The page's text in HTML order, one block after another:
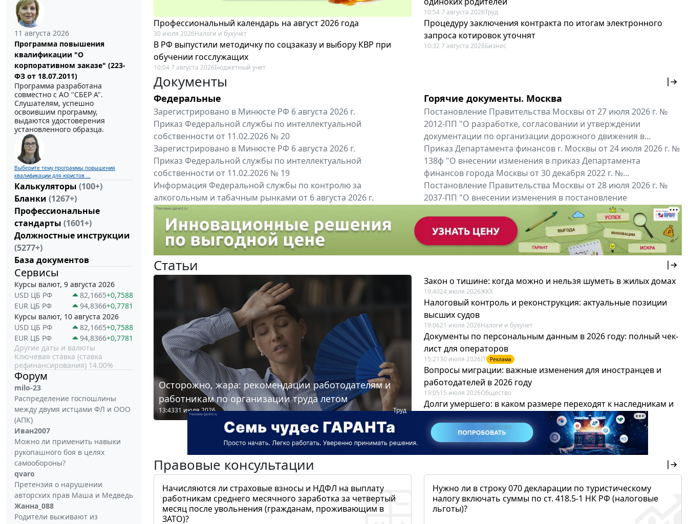
11 августа 2026
Программа повышения
квалификации "О
корпоративном заказе" (223-
ФЗ от 18.07.2011)
Программа разработана
совместно с АО ''СБЕР А".
Слушателям, успешно
освоившим программу,
выдаются удостоверения
установленного образца.
Выберите тему программы повышения
квалификации для юристов ...
Калькуляторы (100+)
Бланки (1267+)
Профессиональные
стандарты (1601+)
Должностные инструкции
(5277+)
База документов
Сервисы
Курсы валют, 9 августа 2026
USD ЦБ РФ
82,1665+0,7588
EUR ЦБ РФ
94,8366+0,7781
Курсы валют, 10 августа 2026
USD ЦБ РФ
82,1665+0,7588
EUR ЦБ РФ
94,8366+0,7781
Другие даты и валюты
Ключевая ставка (ставка
рефинансирования) 14.00%
Форум
milo-23
Распределение госпошлины
между двумя истцами ФЛ и ООО
(АПК)
Иван2007
Можно ли применить навыки
рукопашного боя в целях
самообороны?
qvaro
Претензия о нарушении
авторских прав Маша и Медведь
Жанна_088
Родители выживают из
Профессиональный календарь на август 2026 года
30 июля 2026Налоги и бухучет
В РФ выпустили методичку по соцзаказу и выбору КВР при
обучении госслужащих
10:04 7 августа 2026Бюджетный учет
10:54 7 августа 2026Труд
Процедуру заключения контракта по итогам электронного
запроса котировок уточнят
10:32 7 августа 2026Бизнес
Документы
Федеральные
Зарегистрировано в Минюсте РФ 6 августа 2026 г.
Приказ Федеральной службы по интеллектуальной
собственности от 11.02.2026 № 20
Зарегистрировано в Минюсте РФ 6 августа 2026 г.
Приказ Федеральной службы по интеллектуальной
собственности от 11.02.2026 № 19
Информация Федеральной службы по контролю за
алкогольным и табачным рынками от 6 августа 2026 г.
"Вниманию производителей и импортёров алкогольной...
Все федеральные документы
Горячие документы. Москва
Постановление Правительства Москвы от 27 июля 2026 г. №
2012-ПП "О разработке, согласовании и утверждении
документации по организации дорожного движения в...
Приказ Департамента финансов г. Москвы от 24 июля 2026 г. №
138ф "О внесении изменения в приказ Департамента
финансов города Москвы от 30 декабря 2022 г. №...
Постановление Правительства Москвы от 28 июля 2026 г. №
2037-ПП "О внесении изменения в постановление
Правительства Москвы от 26 июля 2011 г. № 334-ПП"
Все региональные документы Мой регион ...
Статьи
Осторожно, жара: рекомендации работодателям и
работникам по организации труда летом
13:4331 июля 2026 Труд
Закон о тишине: когда можно и нельзя шуметь в жилых домах
19:4024 июля 2026ЖКХ
Налоговый контроль и реконструкция: актуальные позиции
высших судов
19:0621 июля 2026Налоги и бухучет
Документы по персональным данным в 2026 году: полный чек-
лист для операторов
15:21 30 июля 2026IT Реклама
Вопросы миграции: важные изменения для иностранцев и
работодателей в 2026 году
19:0515 июля 2026Общество
Долги умершего: в каком размере переходят к наследникам и
когда их можно не платить
19:43 Общество
Правовые консультации
Начисляются ли страховые взносы и НДФЛ на выплату
работникам среднего месячного заработка за четвертый
месяц после увольнения (гражданам, проживающим в
ЗАТО)?
Нужно ли в строку 070 декларации по туристическому
налогу включать суммы по ст. 418.5-1 НК РФ (налоговые
льготы)?